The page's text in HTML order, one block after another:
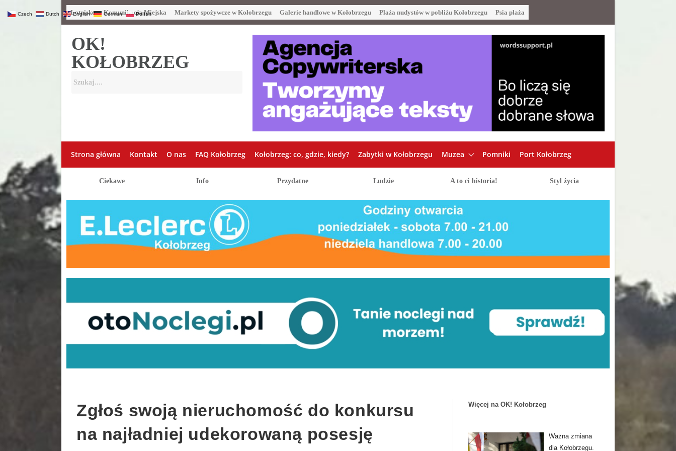
Lotnisko Komunikacja Miejska Markety spożywcze w Kołobrzegu Galerie handlowe w Kołobrzegu Plaża nudystów w pobliżu Kołobrzegu Psia plaża
OK!
KOŁOBRZEG
Strona główna Kontakt O nas FAQ Kołobrzeg Kołobrzeg: co, gdzie, kiedy? Zabytki w Kołobrzegu Muzea Pomniki Port Kołobrzeg
Ciekawe Info Przydatne Ludzie A to ci historia! Styl życia
Zgłoś swoją nieruchomość do konkursu
na najładniej udekorowaną posesję
Więcej na OK! Kołobrzeg
Ważna zmiana
dla Kołobrzegu.
Czech Dutch English German Polish